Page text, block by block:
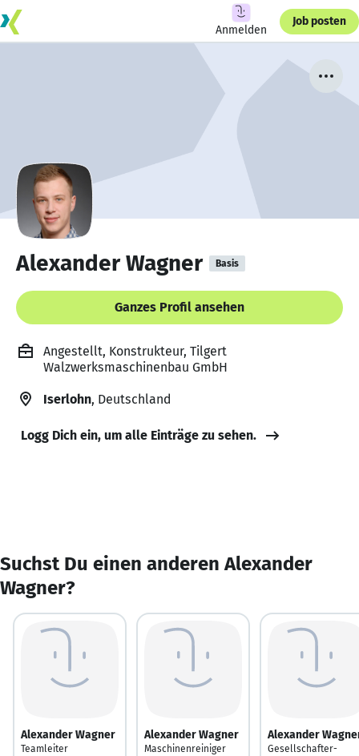
Anmelden
Job posten
Alexander Wagner Basis
Ganzes Profil ansehen
Angestellt, Konstrukteur, Tilgert
Walzwerksmaschinenbau GmbH
Iserlohn, Deutschland
Logg Dich ein, um alle Einträge zu sehen.
Suchst Du einen anderen Alexander
Wagner?
Alexander Wagner
Teamleiter
Alexander Wagner
Maschinenreiniger
Alexander
Gesellschafter-